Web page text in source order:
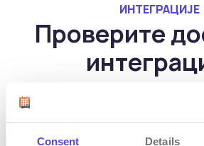
Consent Details
ИНТЕГРАЦИЈЕ
Проверите